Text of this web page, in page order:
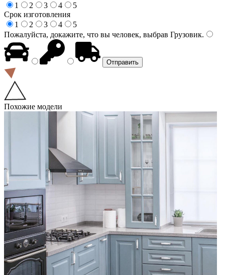
1
2 3 4
5
Срок изготовления
1
2 3 4
5
Пожалуйста, докажите, что вы человек, выбрав Грузовик.
Похожие модели